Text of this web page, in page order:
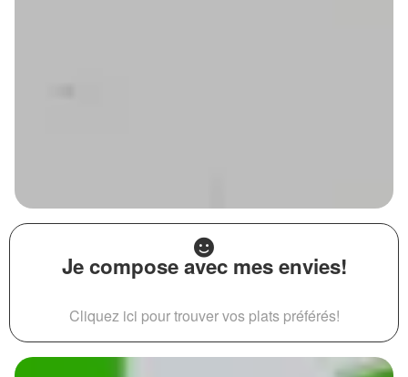
Je compose avec mes envies!
Cliquez ici pour trouver vos plats préférés!